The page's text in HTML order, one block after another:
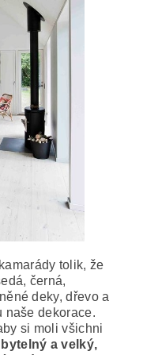
tolik, že
černá,
deky, dřevo a
naše dekorace.
si moli všichni
a velký,